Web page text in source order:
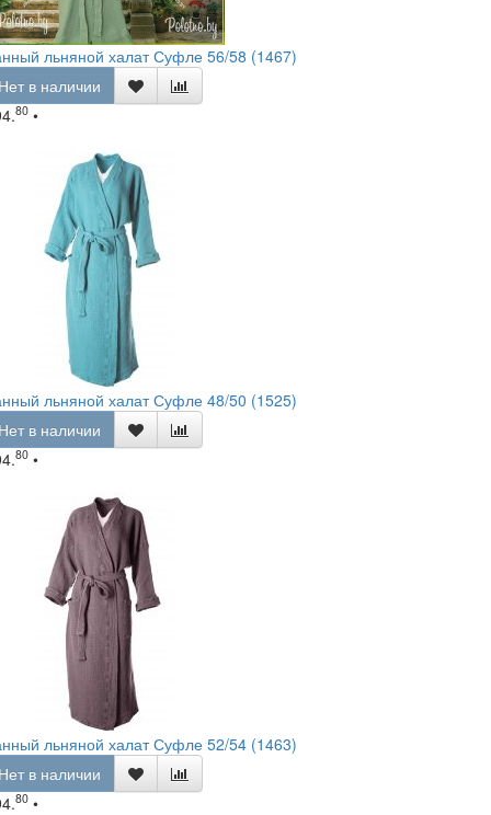
льняной халат Суфле 56/58 (1467)
в наличии
80 •
льняной халат Суфле 48/50 (1525)
в наличии
80 •
льняной халат Суфле 52/54 (1463)
в наличии
80 •